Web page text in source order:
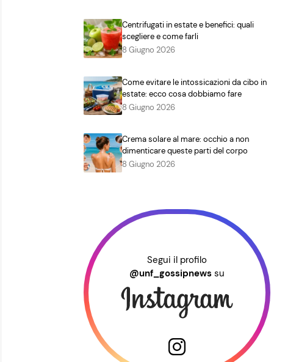
Centrifugati in estate e benefici: quali
scegliere e come farli
8 Giugno 2026
Come evitare le intossicazioni da cibo in
estate: ecco cosa dobbiamo fare
8 Giugno 2026
Crema solare al mare: occhio a non
dimenticare queste parti del corpo
8 Giugno 2026
Segui il profilo
@unf_gossipnews su